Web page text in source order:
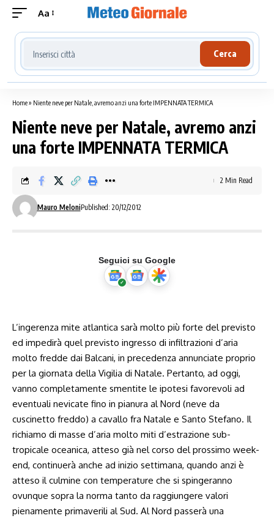
Aa
Cerca località meteo
Cerca
Home» Niente neve per Natale, avremo anzi una forte IMPENNATA TERMICA
Niente neve per Natale, avremo anzi
una forte IMPENNATA TERMICA
Mauro MeloniPublished: 20/12/2012
2 Min Read
Seguici su Google
L’ingerenza mite atlantica sarà molto più forte del previsto
ed impedirà quel previsto ingresso di infiltrazioni d’aria
molto fredde dai Balcani, in precedenza annunciate proprio
per la giornata della Vigilia di Natale. Pertanto, ad oggi,
vanno completamente smentite le ipotesi favorevoli ad
eventuali nevicate fino in pianura al Nord (neve da
cuscinetto freddo) a cavallo fra Natale e Santo Stefano. Il
richiamo di masse d’aria molto miti d’estrazione sub-
tropicale oceanica, atteso già nel corso del prossimo week-
end, continuerà anche ad inizio settimana, quando anzi è
atteso il culmine con temperature che si spingeranno
ovunque sopra la norma tanto da raggiungere valori
pienamente primaverili al Sud. Al Nord passerà una